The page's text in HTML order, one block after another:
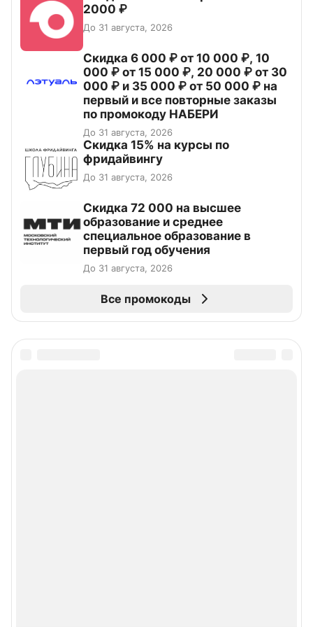
2000 ₽
До 31 августа, 2026
Скидка 6 000 ₽ от 10 000 ₽, 10
000 ₽ от 15 000 ₽, 20 000 ₽ от 30
000 ₽ и 35 000 ₽ от 50 000 ₽ на
первый и все повторные заказы
по промокоду НАБЕРИ
До 31 августа, 2026
Скидка 15% на курсы по
фридайвингу
До 31 августа, 2026
Скидка 72 000 на высшее
образование и среднее
специальное образование в
первый год обучения
До 31 августа, 2026
Все промокоды